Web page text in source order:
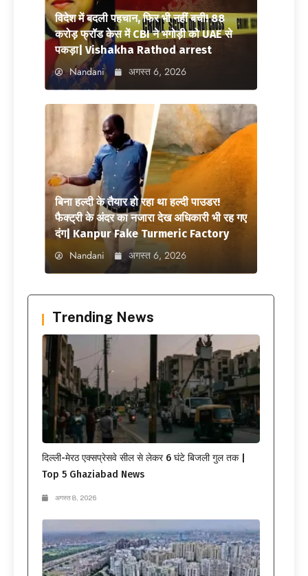
विदेश में बदली पहचान, फिर भी नहीं बची! 88
करोड़ फ्रॉड केस में CBI ने भगोड़ी को UAE से
पकड़ा| Vishakha Rathod arrest
Nandani अगस्त 6, 2026
बिना हल्दी के तैयार हो रहा था हल्दी पाउडर!
फैक्ट्री के अंदर का नजारा देख अधिकारी भी रह गए
दंग| Kanpur Fake Turmeric Factory
Nandani अगस्त 6, 2026
Trending News
दिल्ली-मेरठ एक्सप्रेसवे सील से लेकर 6 घंटे बिजली गुल तक |
Top 5 Ghaziabad News
अगस्त 8, 2026